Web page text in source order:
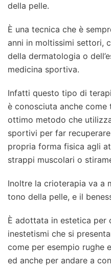
della pelle.
È una tecnica che è
anni in moltissimi settori,
della dermatologia o
medicina sportiva.
Infatti questo tipo di
è conosciuta anche
ottimo metodo che
sportivi per far
propria forma fisica agli
strappi muscolari o
Inoltre la crioterapia va a
tono della pelle, e il
È adottata in estetica
inestetismi che si
come per esempio rughe
ed anche per andare a